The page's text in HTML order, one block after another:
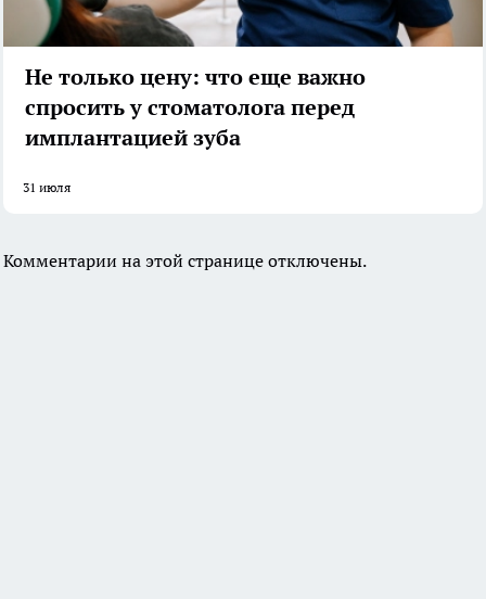
Не только цену: что еще важно
спросить у стоматолога перед
имплантацией зуба
31 июля
Комментарии на этой странице отключены.